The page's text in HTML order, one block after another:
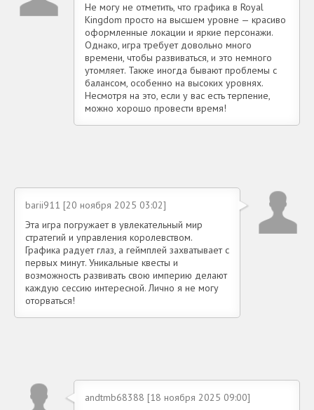
Не могу не отметить, что графика в Royal
Kingdom просто на высшем уровне — красиво
оформленные локации и яркие персонажи.
Однако, игра требует довольно много
времени, чтобы развиваться, и это немного
утомляет. Также иногда бывают проблемы с
балансом, особенно на высоких уровнях.
Несмотря на это, если у вас есть терпение,
можно хорошо провести время!
barii911 [20 ноября 2025 03:02]
Эта игра погружает в увлекательный мир
стратегий и управления королевством.
Графика радует глаз, а геймплей захватывает с
первых минут. Уникальные квесты и
возможность развивать свою империю делают
каждую сессию интересной. Лично я не могу
оторваться!
andtmb68388 [18 ноября 2025 09:00]